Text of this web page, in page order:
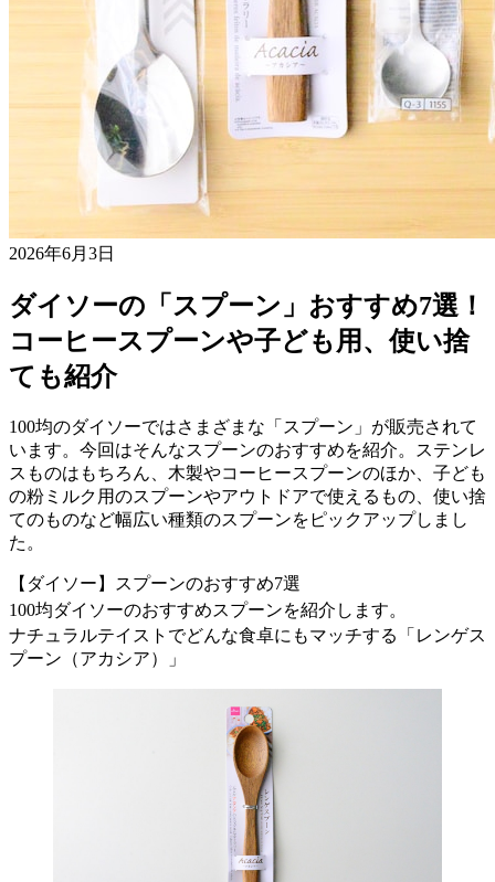
2026年6月3日
ダイソーの「スプーン」おすすめ7選！
コーヒースプーンや子ども用、使い捨
ても紹介
100均のダイソーではさまざまな「スプーン」が販売されて
います。今回はそんなスプーンのおすすめを紹介。ステンレ
スものはもちろん、木製やコーヒースプーンのほか、子ども
の粉ミルク用のスプーンやアウトドアで使えるもの、使い捨
てのものなど幅広い種類のスプーンをピックアップしまし
た。
【ダイソー】スプーンのおすすめ7選
100均ダイソーのおすすめスプーンを紹介します。
ナチュラルテイストでどんな食卓にもマッチする「レンゲス
プーン（アカシア）」